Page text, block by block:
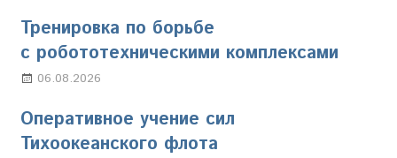
Тренировка по борьбе
с робототехническими комплексами
06.08.2026
Оперативное учение сил
Тихоокеанского флота